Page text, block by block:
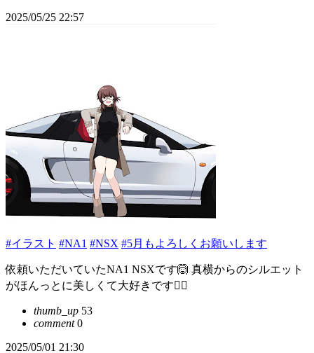
2025/05/25 22:57
#イラスト #NA1 #NSX #5月もよろしくお願いします
依頼いただいていたNA1 NSXです🙆 真横からのシルエット
がほんっとに美しくて大好きです😮‍💨
thumb_up 53
comment0
2025/05/01 21:30